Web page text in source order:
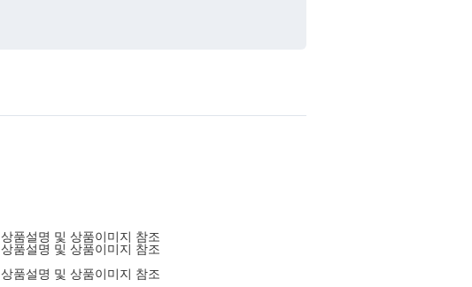
상품설명 및 상품이미지 참조
상품설명 및 상품이미지 참조
상품설명 및 상품이미지 참조